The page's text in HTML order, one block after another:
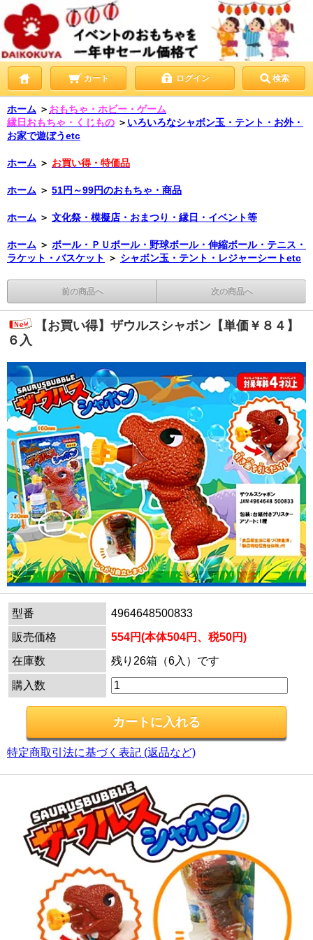
カート ログイン 検索
ホーム ＞ おもちゃ・ホビー・ゲーム
縁日おもちゃ・くじもの ＞ いろいろなシャボン玉・テント・お外・
お家で遊ぼうetc
ホーム ＞ お買い得・特価品
ホーム ＞ 51円～99円のおもちゃ・商品
ホーム ＞ 文化祭・模擬店・おまつり・縁日・イベント等
ホーム ＞ ボール・ＰＵボール・野球ボール・伸縮ボール・テニス・
ラケット・バスケット ＞ シャボン玉・テント・レジャーシートetc
前の商品へ 次の商品へ
【お買い得】ザウルスシャボン【単価￥８４】
６入
型番
4964648500833
販売価格
554円(本体504円、税50円)
在庫数
残り26箱（6入）です
購入数
特定商取引法に基づく表記 (返品など)